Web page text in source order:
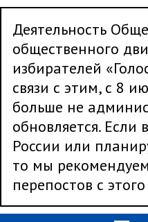
Деятельность
общественного
избирателей
связи с этим, с 8
больше не
обновляется. Если
России или
то мы
перепостов с